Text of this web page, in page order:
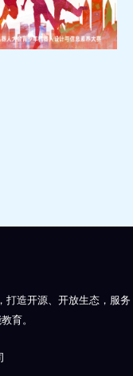
打造开源、开放生态，服务
育。